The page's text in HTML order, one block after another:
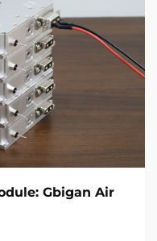
Gbigan Air